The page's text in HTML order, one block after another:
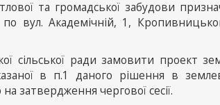
та громадської забудови
вул. Академічній, 1,
сільської ради замовити проект
в п.1 даного рішення в
затвердження чергової сесії.